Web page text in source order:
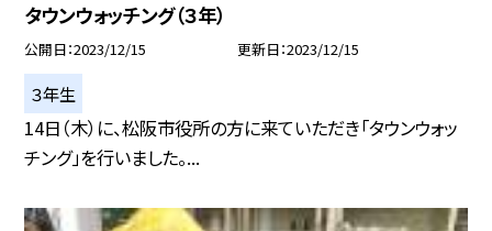
タウンウォッチング（３年）
公開日 2023/12/15 更新日 2023/12/15
３年生
14日（木）に、松阪市役所の方に来ていただき「タウンウォッ
チング」を行いました。...